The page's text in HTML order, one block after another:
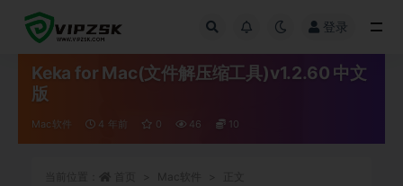
登录
Keka for Mac(文件解压缩工具)v1.2.60 中文
版
Mac软件 4 年前 0 46 10